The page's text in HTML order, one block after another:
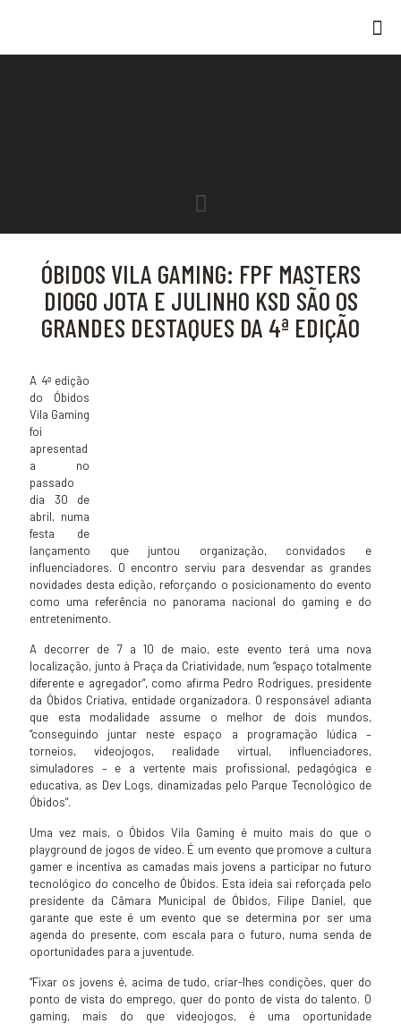
ÓBIDOS VILA GAMING: FPF MASTERS
DIOGO JOTA E JULINHO KSD SÃO OS
GRANDES DESTAQUES DA 4ª EDIÇÃO
A 4ª edição
do Óbidos
Vila Gaming
foi
apresentad
a no
passado
dia 30 de
abril, numa
festa de
lançamento que juntou organização, convidados e
influenciadores. O encontro serviu para desvendar as grandes
novidades desta edição, reforçando o posicionamento do evento
como uma referência no panorama nacional do gaming e do
entretenimento.
A decorrer de 7 a 10 de maio, este evento terá uma nova
localização, junto à Praça da Criatividade, num “espaço totalmente
diferente e agregador”, como afirma Pedro Rodrigues, presidente
da Óbidos Criativa, entidade organizadora. O responsável adianta
que esta modalidade assume o melhor de dois mundos,
“conseguindo juntar neste espaço a programação lúdica –
torneios, videojogos, realidade virtual, influenciadores,
simuladores – e a vertente mais profissional, pedagógica e
educativa, as Dev Logs, dinamizadas pelo Parque Tecnológico de
Óbidos”.
Uma vez mais, o Óbidos Vila Gaming é muito mais do que o
playground de jogos de vídeo. É um evento que promove a cultura
gamer e incentiva as camadas mais jovens a participar no futuro
tecnológico do concelho de Óbidos. Esta ideia sai reforçada pelo
presidente da Câmara Municipal de Óbidos, Filipe Daniel, que
garante que este é um evento que se determina por ser uma
agenda do presente, com escala para o futuro, numa senda de
oportunidades para a juventude.
“Fixar os jovens é, acima de tudo, criar-lhes condições, quer do
ponto de vista do emprego, quer do ponto de vista do talento. O
gaming, mais do que videojogos, é uma oportunidade